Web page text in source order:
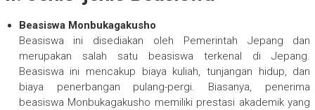
Beasiswa Monbukagakusho
Beasiswa ini disediakan oleh Pemerintah Jepang dan
merupakan salah satu beasiswa terkenal di Jepang.
Beasiswa ini mencakup biaya kuliah, tunjangan hidup, dan
biaya penerbangan pulang-pergi. Biasanya, penerima
beasiswa Monbukagakusho memiliki prestasi akademik yang